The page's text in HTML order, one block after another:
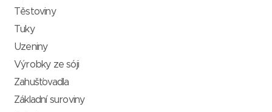
Těstoviny
Tuky
Uzeniny
Výrobky ze sóji
Zahušťovadla
Základní suroviny